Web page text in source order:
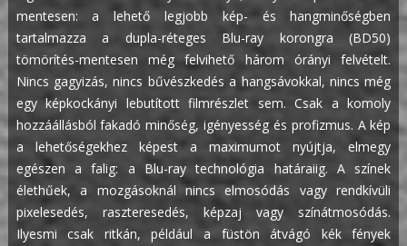
mentesen: a lehető legjobb kép- és hangminőségben
tartalmazza a dupla-réteges Blu-ray korongra (BD50)
tömörítés-mentesen még felvihető három órányi felvételt.
Nincs gagyizás, nincs bűvészkedés a hangsávokkal, nincs még
egy képkockányi lebutított filmrészlet sem. Csak a komoly
hozzáállásból fakadó minőség, igényesség és profizmus. A kép
a lehetőségekhez képest a maximumot nyújtja, elmegy
egészen a falig: a Blu-ray technológia határaiig. A színek
élethűek, a mozgásoknál nincs elmosódás vagy rendkívüli
pixelesedés, raszteresedés, képzaj vagy színátmosódás.
Ilyesmi csak ritkán, például a füstön átvágó kék fények